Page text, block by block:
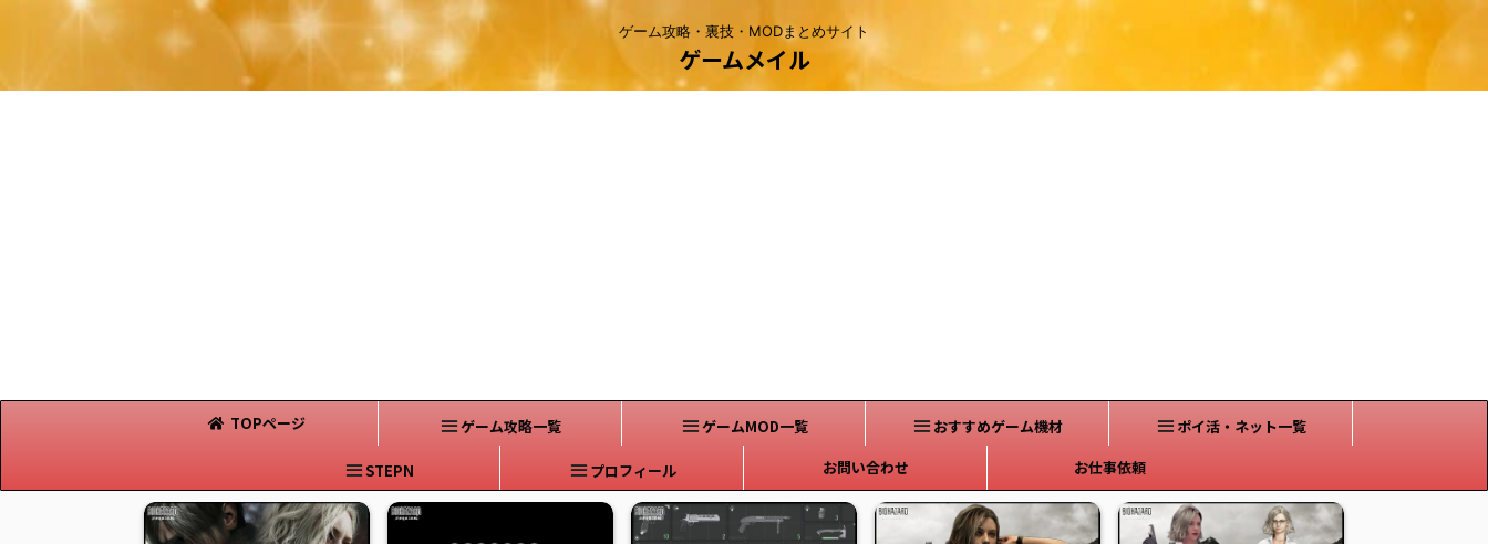
ゲーム攻略・裏技・MODまとめサイト
ゲームメイル
TOPページ ゲーム攻略一覧 ゲームMOD一覧 おすすめゲーム機材 ポイ活・ネット一覧
STEPN プロフィール お問い合わせ お仕事依頼